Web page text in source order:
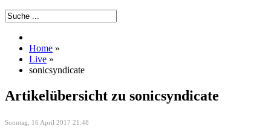
Home »
Live »
sonicsyndicate
Artikelübersicht zu sonicsyndicate
Sonntag, 16 April 2017 21:48